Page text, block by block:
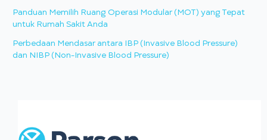
Panduan Memilih Ruang Operasi Modular (MOT) yang Tepat
untuk Rumah Sakit Anda
Perbedaan Mendasar antara IBP (Invasive Blood Pressure)
dan NIBP (Non-Invasive Blood Pressure)